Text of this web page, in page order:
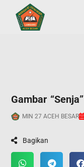
Gambar “Senja”
MIN 27 ACEH BESAR
Bagikan